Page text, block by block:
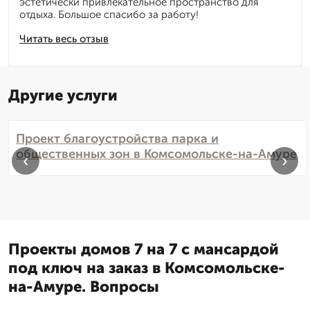
Читать весь отзыв
отдыха. Большое спасибо за работу!
Другие услуги
Проект благоустройства парка и
общественных зон в Комсомольске-на-Амуре
‹ ›
Проекты домов 7 на 7 с мансардой
под ключ на заказ в Комсомольске-
на-Амуре. Вопросы